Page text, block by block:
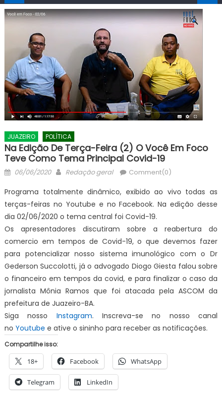
JUAZEIRO POLÍTICA
Na Edição De Terça-Feira (2) O Você Em Foco
Teve Como Tema Principal Covid-19
Posted
06/06/2020 Author
Redação geral Comment(0)
Programa totalmente dinâmico, exibido ao vivo todas as
terças-feiras no Youtube e no Facebook. Na edição desse
dia 02/06/2020 o tema central foi Covid-19.
Os apresentadores discutiram sobre a reabertura do
comercio em tempos de Covid-19, o que devemos fazer
para potencializar nosso sistema imunológico com o Dr
Gederson Succolotti, já o advogado Diogo Giesta falou sobre
o financeiro em tempos da covid, e para finalizar o caso da
jornalista Mônia Ramos que foi atacada pela ASCOM da
prefeitura de Juazeiro-BA.
Siga nosso Instagram. Inscreva-se no nosso canal
no Youtube e ative o sininho para receber as notificações.
Compartilhe isso:
18+ Facebook WhatsApp
Telegram LinkedIn